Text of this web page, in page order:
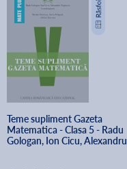
Teme supliment Gazeta
Matematica - Clasa 5 - Radu
Gologan, Ion Cicu, Alexandru